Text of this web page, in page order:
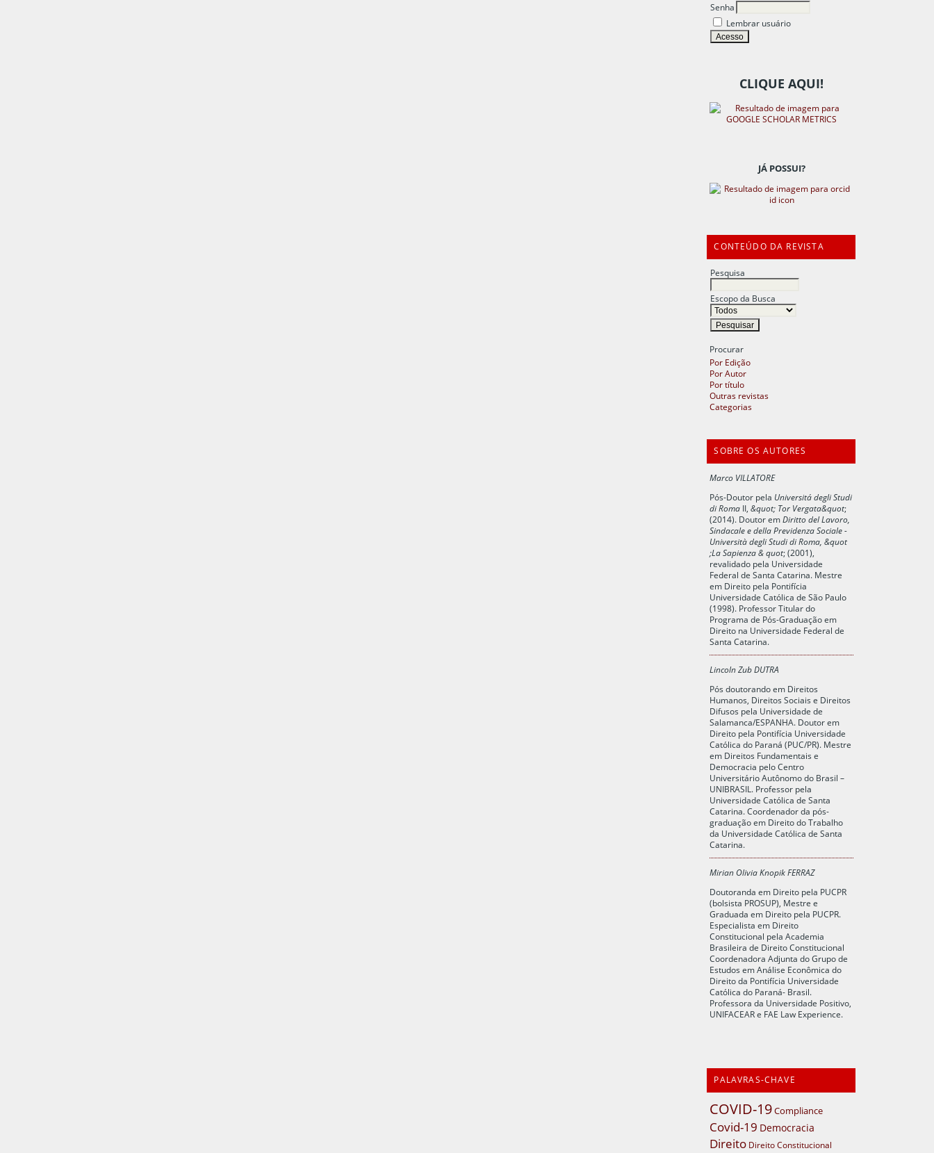
Senha
Lembrar usuário
CLIQUE AQUI!
JÁ POSSUI?
CONTEÚDO DA REVISTA
Pesquisa
Escopo da Busca
Procurar
Por Edição
Por Autor
Por título
Outras revistas
Categorias
SOBRE OS AUTORES
Marco VILLATORE
Pós-Doutor pela Universitá degli Studi
di Roma II,&quot; Tor Vergata&quot;
(2014). Doutor emDiritto del Lavoro,
Sindacale e della Previdenza Sociale -
Università degli Studi di Roma, &quot
;La Sapienza & quot; (2001),
revalidado pela Universidade
Federal de Santa Catarina. Mestre
em Direito pela Pontifícia
Universidade Católica de São Paulo
(1998). Professor Titular do
Programa de Pós-Graduação em
Direito na Universidade Federal de
Santa Catarina.
Lincoln Zub DUTRA
Pós doutorando em Direitos
Humanos, Direitos Sociais e Direitos
Difusos pela Universidade de
Salamanca/ESPANHA. Doutor em
Direito pela Pontifícia Universidade
Católica do Paraná (PUC/PR). Mestre
em Direitos Fundamentais e
Democracia pelo Centro
Universitário Autônomo do Brasil –
UNIBRASIL. Professor pela
Universidade Católica de Santa
Catarina. Coordenador da pós-
graduação em Direito do Trabalho
da Universidade Católica de Santa
Catarina.
Mirian Olivia Knopik FERRAZ
Doutoranda em Direito pela PUCPR
(bolsista PROSUP), Mestre e
Graduada em Direito pela PUCPR.
Especialista em Direito
Constitucional pela Academia
Brasileira de Direito Constitucional
Coordenadora Adjunta do Grupo de
Estudos em Análise Econômica do
Direito da Pontifícia Universidade
Católica do Paraná- Brasil.
Professora da Universidade Positivo,
UNIFACEAR e FAE Law Experience.
PALAVRAS-CHAVE
COVID-19Compliance
Covid-19 Democracia
Direito Direito Constitucional